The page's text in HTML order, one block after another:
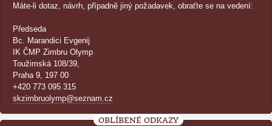
Máte-li dotaz, návrh, případně jiný požadavek, obraťte se na vedení:
Předseda
Bc. Marandici Evgenij
IK ČMP Zimbru Olymp
Toužimská 108/39,
Praha 9, 197 00
+420 773 095 315
skzimbruolymp@seznam.cz
OBLÍBENÉ ODKAZY